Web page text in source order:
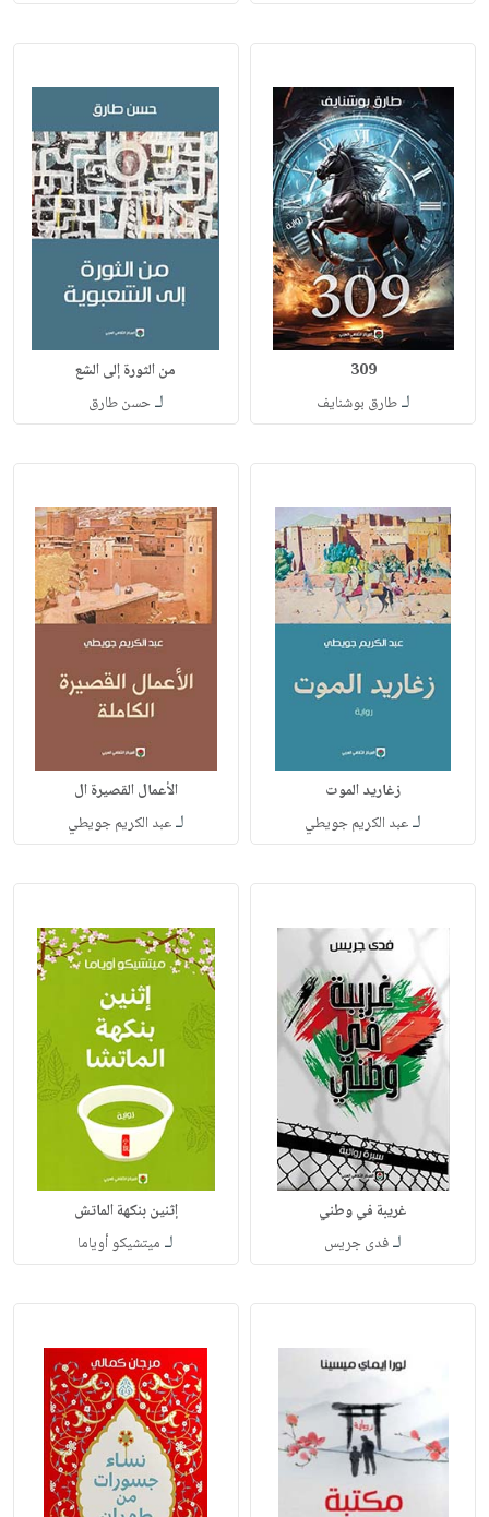
309
لـطارق بوشنايف
من الثورة إلى الشع
لـحسن طارق
زغاريد الموت
لـعبد الكريم جويطي
الأعمال القصيرة ال
لـعبد الكريم جويطي
غريبة في وطني
لـفدى جريس
إثنين بنكهة الماتش
لـ ميتشيكو أوياما